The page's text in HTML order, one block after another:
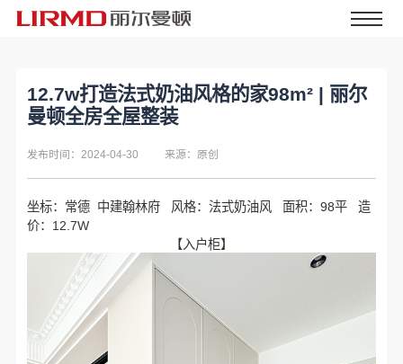
12.7w打造法式奶油风格的家98m² | 丽尔
曼顿全房全屋整装
发布时间：2024-04-30 来源：原创
坐标：常德 中建翰林府 风格：法式奶油风 面积：98平 造
价：12.7W
【入户柜】